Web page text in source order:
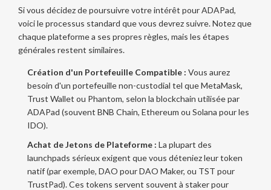
Si vous décidez de poursuivre votre intérêt pour ADAPad,
voici le processus standard que vous devrez suivre. Notez que
chaque plateforme a ses propres règles, mais les étapes
générales restent similaires.
Création d'un Portefeuille Compatible : Vous aurez
besoin d'un portefeuille non-custodial tel que MetaMask,
Trust Wallet ou Phantom, selon la blockchain utilisée par
ADAPad (souvent BNB Chain, Ethereum ou Solana pour les
IDO).
Achat de Jetons de Plateforme : La plupart des
launchpads sérieux exigent que vous déteniez leur token
natif (par exemple, DAO pour DAO Maker, ou TST pour
TrustPad). Ces tokens servent souvent à staker pour